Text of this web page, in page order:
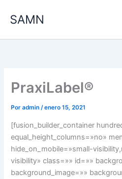
SAMN
PraxiLabel®
Poradmin/enero 15, 2021
[fusion_builder_container
equal_height_columns=»no»
hide_on_mobile=»small-
visibility» class=»» id=»»
background_image=»»